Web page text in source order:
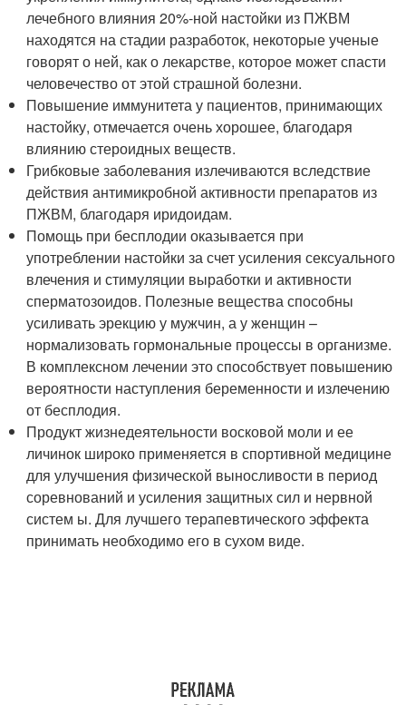
лечебного влияния 20%-ной настойки из ПЖВМ
находятся на стадии разработок, некоторые ученые
говорят о ней, как о лекарстве, которое может спасти
человечество от этой страшной болезни.
Повышение иммунитета у пациентов, принимающих
настойку, отмечается очень хорошее, благодаря
влиянию стероидных веществ.
Грибковые заболевания излечиваются вследствие
действия антимикробной активности препаратов из
ПЖВМ, благодаря иридоидам.
Помощь при бесплодии оказывается при
употреблении настойки за счет усиления сексуального
влечения и стимуляции выработки и активности
сперматозоидов. Полезные вещества способны
усиливать эрекцию у мужчин, а у женщин –
нормализовать гормональные процессы в организме.
В комплексном лечении это способствует повышению
вероятности наступления беременности и излечению
от бесплодия.
Продукт жизнедеятельности восковой моли и ее
личинок широко применяется в спортивной медицине
для улучшения физической выносливости в период
соревнований и усиления защитных сил и нервной
систем ы. Для лучшего терапевтического эффекта
принимать необходимо его в сухом виде.